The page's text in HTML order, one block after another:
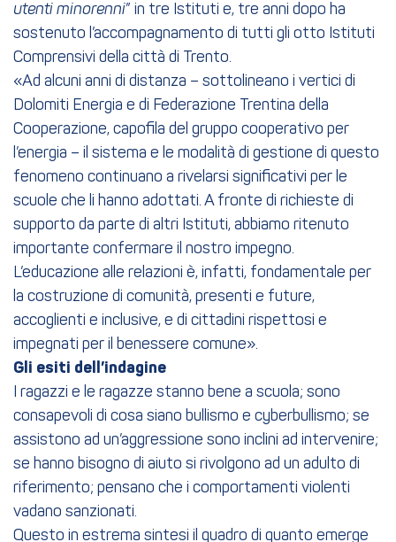
utenti minorenni” in tre Istituti e, tre anni dopo ha
sostenuto l’accompagnamento di tutti gli otto Istituti
Comprensivi della città di Trento.
«Ad alcuni anni di distanza – sottolineano i vertici di
Dolomiti Energia e di Federazione Trentina della
Cooperazione, capofila del gruppo cooperativo per
l’energia – il sistema e le modalità di gestione di questo
fenomeno continuano a rivelarsi significativi per le
scuole che li hanno adottati. A fronte di richieste di
supporto da parte di altri Istituti, abbiamo ritenuto
importante confermare il nostro impegno.
L’educazione alle relazioni è, infatti, fondamentale per
la costruzione di comunità, presenti e future,
accoglienti e inclusive, e di cittadini rispettosi e
impegnati per il benessere comune».
Gli esiti dell’indagine
I ragazzi e le ragazze stanno bene a scuola; sono
consapevoli di cosa siano bullismo e cyberbullismo; se
assistono ad un’aggressione sono inclini ad intervenire;
se hanno bisogno di aiuto si rivolgono ad un adulto di
riferimento; pensano che i comportamenti violenti
vadano sanzionati.
Questo in estrema sintesi il quadro di quanto emerge